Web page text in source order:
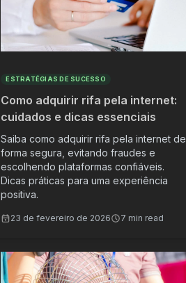
ESTRATÉGIAS DE SUCESSO
Como adquirir rifa pela internet:
cuidados e dicas essenciais
Saiba como adquirir rifa pela internet de
forma segura, evitando fraudes e
escolhendo plataformas confiáveis.
Dicas práticas para uma experiência
positiva.
23 de fevereiro de 2026 7 min read